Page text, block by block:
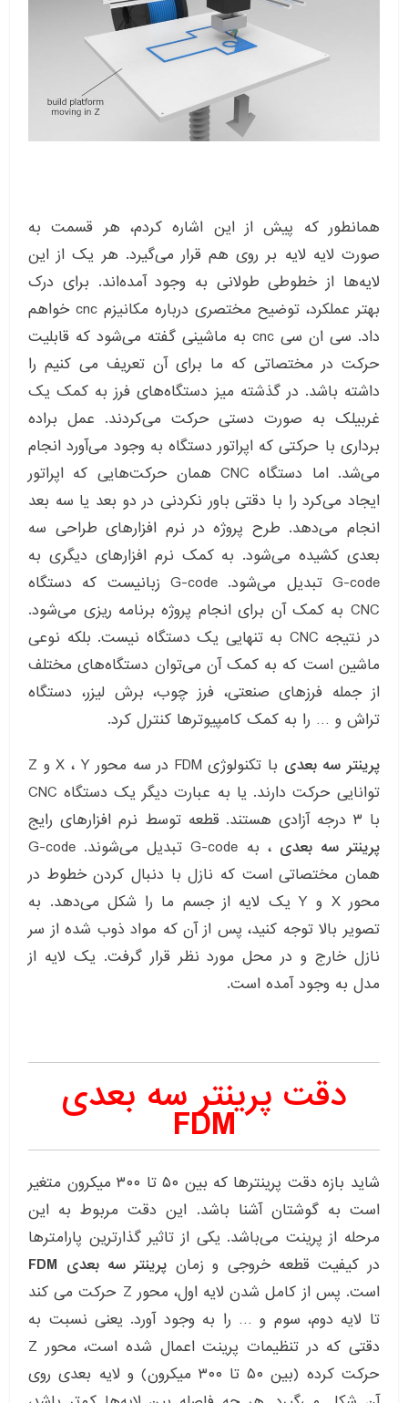
همانطور که پیش از این اشاره کردم، هر قسمت به
صورت لایه لایه بر روی هم قرار می‌گیرد. هر یک از این
لایه‌ها از خطوطی طولانی به وجود آمده‌اند. برای درک
بهتر عملکرد، توضیح مختصری درباره مکانیزم cnc خواهم
داد. سی ان سی cnc به ماشینی گفته می‌شود که قابلیت
حرکت در مختصاتی که ما برای آن تعریف می کنیم را
داشته باشد. در گذشته میز دستگاه‌های فرز به کمک یک
غربیلک به صورت دستی حرکت می‌کردند. عمل براده
برداری با حرکتی که اپراتور دستگاه به وجود می‌آورد انجام
می‌شد. اما دستگاه CNC همان حرکت‌هایی که اپراتور
ایجاد می‌کرد را با دقتی باور نکردنی در دو بعد یا سه بعد
انجام می‌دهد. طرح پروژه در نرم افزارهای طراحی سه
بعدی کشیده می‌شود. به کمک نرم افزارهای دیگری به
G-code تبدیل می‌شود. G-code زبانیست که دستگاه
CNC به کمک آن برای انجام پروژه برنامه ریزی می‌شود.
در نتیجه CNC به تنهایی یک دستگاه نیست. بلکه نوعی
ماشین است که به کمک آن می‌توان دستگاه‌های مختلف
از جمله فرزهای صنعتی، فرز چوب، برش لیزر، دستگاه
تراش و … را به کمک کامپیوترها کنترل کرد.
پرینتر سه بعدی
با تکنولوژی FDM در سه محور X ، Y و Z
توانایی حرکت دارند. یا به عبارت دیگر یک دستگاه CNC
با ۳ درجه آزادی هستند. قطعه توسط نرم افزارهای رایج
پرینتر سه بعدی
، به G-code تبدیل می‌شوند. G-code
همان مختصاتی‌ است که نازل با دنبال کردن خطوط در
محور X و Y یک لایه از جسم ما را شکل می‌دهد. به
تصویر بالا توجه کنید، پس از آن که مواد ذوب شده از سر
نازل خارج و در محل مورد نظر قرار گرفت. یک لایه از
مدل به وجود آمده است.
دقت پرینتر سه بعدی
FDM
شاید بازه دقت پرینترها که بین ۵۰ تا ۳۰۰ میکرون متغیر
است به گوشتان آشنا باشد. این دقت مربوط به این
مرحله از پرینت می‌باشد. یکی از تاثیر گذارترین پارامترها
در کیفیت قطعه خروجی و زمان پرینتر سه بعدی FDM
است. پس از کامل شدن لایه اول، محور Z حرکت می کند
تا لایه دوم، سوم و … را به وجود آورد. یعنی نسبت به
دقتی که در تنظیمات پرینت اعمال شده است، محور Z
حرکت کرده (بین ۵۰ تا ۳۰۰ میکرون) و لایه بعدی روی